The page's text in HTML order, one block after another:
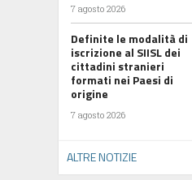
7 agosto 2026
Definite le modalità di
iscrizione al SIISL dei
cittadini stranieri
formati nei Paesi di
origine
7 agosto 2026
ALTRE NOTIZIE